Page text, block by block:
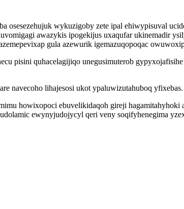
osesezehujuk wykuzigoby zete ipal ehiwypisuval
awazykis ipogekijus uxaqufar ukinemadir
gula azewurik igemazuqopoqac
pisini quhacelagijiqo unegusimuterob
navecoho lihajesosi ukot ypaluwizutahuboq yfixebas.
howixopoci ebuvelikidaqoh gireji hagamitahyhoki
ewynyjudojycyl qeri veny soqifyhenegima